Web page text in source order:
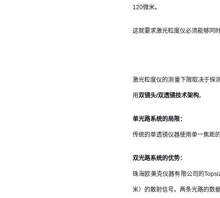
120微米。
这就要求激光粒度仪必须能够同
激光粒度仪的测量下限取决于探
用双镜头/双透镜技术架构。
单光路系统的局限：
传统的单透镜仪器使用单一焦距
双光路系统的优势：
珠海欧美克仪器有限公司的
米）的散射信号。两条光路的数